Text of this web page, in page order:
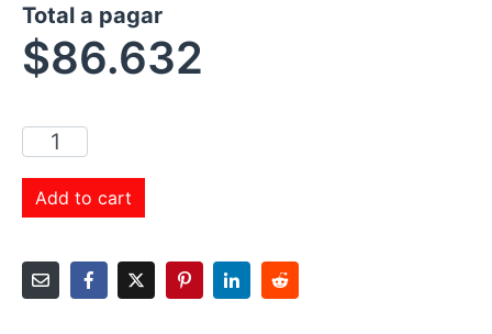
Total a pagar
$86.632
Add to cart